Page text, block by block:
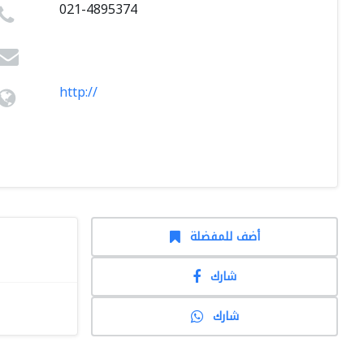
021-4895374
http://
أضف للمفضلة
شارك
شارك